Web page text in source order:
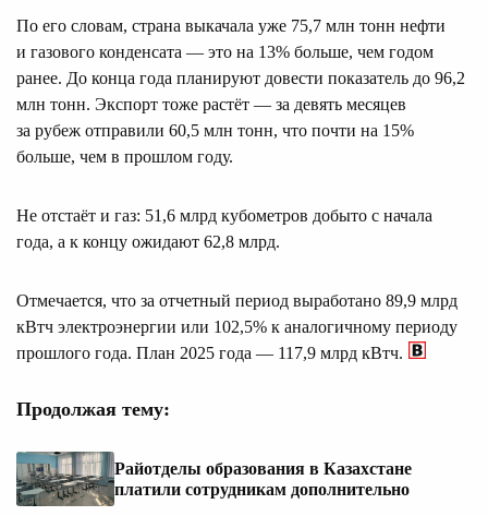
По его словам, страна выкачала уже 75,7 млн тонн нефти
и газового конденсата — это на 13% больше, чем годом
ранее. До конца года планируют довести показатель до 96,2
млн тонн. Экспорт тоже растёт — за девять месяцев
за рубеж отправили 60,5 млн тонн, что почти на 15%
больше, чем в прошлом году.
Не отстаёт и газ: 51,6 млрд кубометров добыто с начала
года, а к концу ожидают 62,8 млрд.
Отмечается, что за отчетный период выработано 89,9 млрд
кВтч электроэнергии или 102,5% к аналогичному периоду
прошлого года. План 2025 года — 117,9 млрд кВтч.
Продолжая тему:
Райотделы образования в Казахстане
платили сотрудникам дополнительно